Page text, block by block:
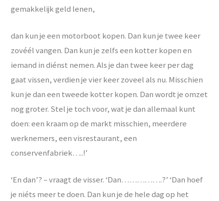
gemakkelijk geld lenen,
dan kun je een motorboot kopen. Dan kun je twee keer
zovéél vangen. Dan kun je zelfs een kotter kopen en
iemand in diénst nemen. Als je dan twee keer per dag
gaat vissen, verdien je vier keer zoveel als nu. Misschien
kun je dan een tweede kotter kopen. Dan wordt je omzet
nog groter. Stel je toch voor, wat je dan allemaal kunt
doen: een kraam op de markt misschien, meerdere
werknemers, een visrestaurant, een
conservenfabriek…..!’
‘En dan’? – vraagt de visser. ‘Dan…………….?’ ‘Dan hoef
je niéts meer te doen. Dan kun je de hele dag op het